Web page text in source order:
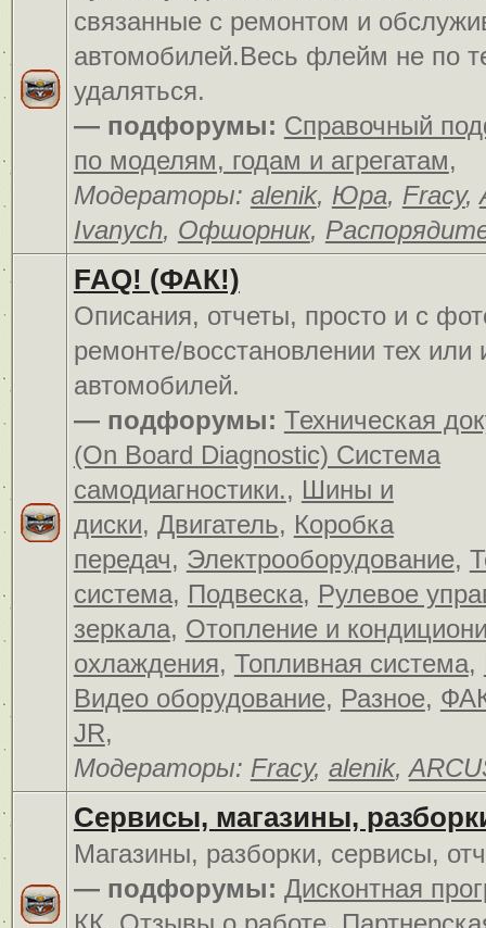
связанные с ремонтом и
автомобилей.Весь флейм не по
удаляться.
— подфорумы: Справочный
по моделям, годам и агрегатам,
Модераторы: alenik, Юра, Fracy,
Ivanych, Офшорник,
FAQ! (ФАК!)
Описания, отчеты, просто и c
ремонте/восстановлении тех или
автомобилей.
— подфорумы: Техническая
(On Board Diagnostic) Система
самодиагностики., Шины и
диски, Двигатель, Коробка
передач, Электрооборудование,
система, Подвеска, Рулевое
зеркала, Отопление и
охлаждения, Топливная система,
Видео оборудование, Разное,
JR,
Модераторы: Fracy, alenik,
Сервисы, магазины,
Магазины, разборки, сервисы,
— подфорумы: Дисконтная